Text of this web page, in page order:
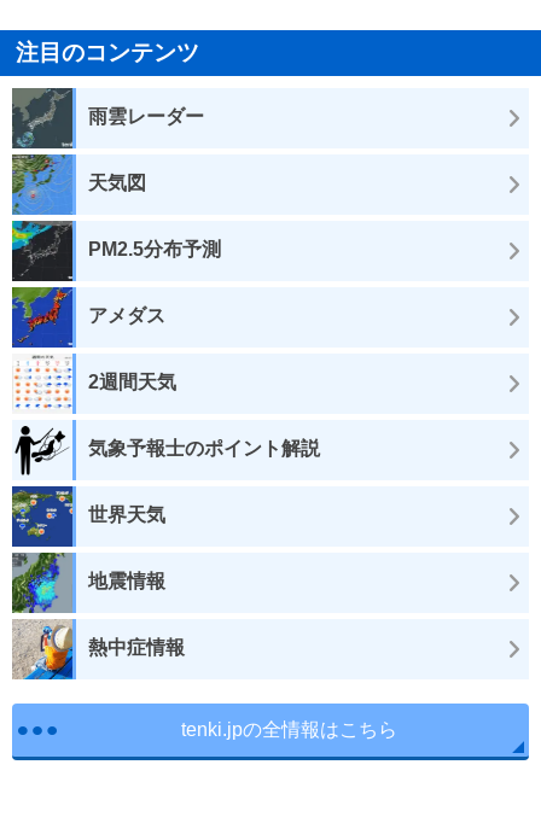
注目のコンテンツ
雨雲レーダー
天気図
PM2.5分布予測
アメダス
2週間天気
気象予報士のポイント解説
世界天気
地震情報
熱中症情報
tenki.jpの全情報はこちら